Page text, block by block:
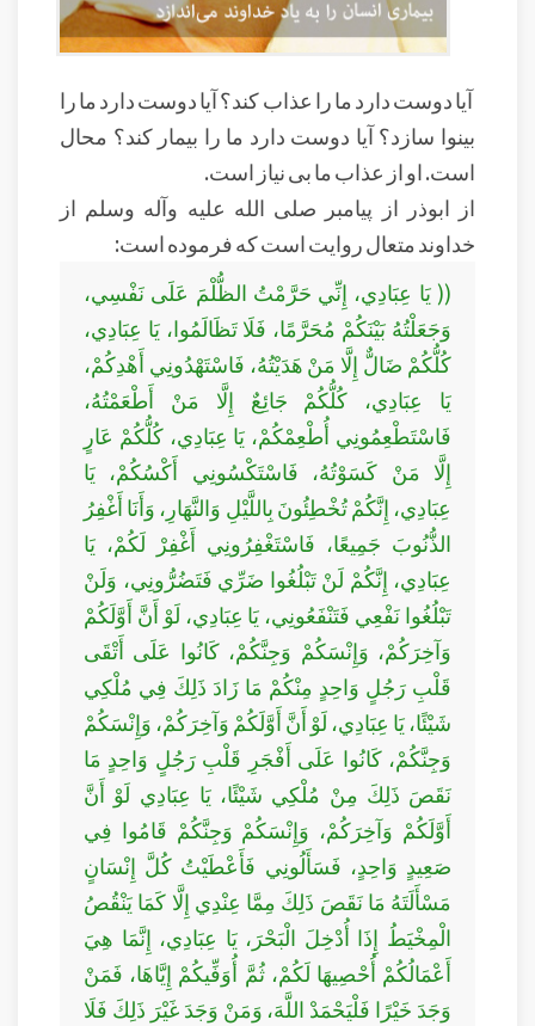
آیا دوست دارد ما را عذاب کند؟ آیا دوست دارد ما را
بینوا سازد؟ آیا دوست دارد ما را بیمار کند؟ محال
است. او از عذاب ما بی نیاز است.
از ابوذر از پیامبر صلی الله علیه وآله وسلم از
خداوند متعال روایت است که فرموده است:
(( يَا عِبَادِي، إِنِّي حَرَّمْتُ الظُّلْمَ عَلَى نَفْسِي،
وَجَعَلْتُهُ بَيْنَكُمْ مُحَرَّمًا، فَلَا تَظَالَمُوا، يَا عِبَادِي،
كُلُّكُمْ ضَالٌّ إِلَّا مَنْ هَدَيْتُهُ، فَاسْتَهْدُونِي أَهْدِكُمْ،
يَا عِبَادِي، كُلُّكُمْ جَائِعٌ إِلَّا مَنْ أَطْعَمْتُهُ،
فَاسْتَطْعِمُونِي أُطْعِمْكُمْ، يَا عِبَادِي، كُلُّكُمْ عَارٍ
إِلَّا مَنْ كَسَوْتُهُ، فَاسْتَكْسُونِي أَكْسُكُمْ، يَا
عِبَادِي، إِنَّكُمْ تُخْطِئُونَ بِاللَّيْلِ وَالنَّهَارِ، وَأَنَا أَغْفِرُ
الذُّنُوبَ جَمِيعًا، فَاسْتَغْفِرُونِي أَغْفِرْ لَكُمْ، يَا
عِبَادِي، إِنَّكُمْ لَنْ تَبْلُغُوا ضَرِّي فَتَضُرُّونِي، وَلَنْ
تَبْلُغُوا نَفْعِي فَتَنْفَعُونِي، يَا عِبَادِي، لَوْ أَنَّ أَوَّلَكُمْ
وَآخِرَكُمْ، وَإِنْسَكُمْ وَجِنَّكُمْ، كَانُوا عَلَى أَتْقَى
قَلْبِ رَجُلٍ وَاحِدٍ مِنْكُمْ مَا زَادَ ذَلِكَ فِي مُلْكِي
شَيْئًا، يَا عِبَادِي، لَوْ أَنَّ أَوَّلَكُمْ وَآخِرَكُمْ، وَإِنْسَكُمْ
وَجِنَّكُمْ، كَانُوا عَلَى أَفْجَرِ قَلْبِ رَجُلٍ وَاحِدٍ مَا
نَقَصَ ذَلِكَ مِنْ مُلْكِي شَيْئًا، يَا عِبَادِي لَوْ أَنَّ
أَوَّلَكُمْ وَآخِرَكُمْ، وَإِنْسَكُمْ وَجِنَّكُمْ قَامُوا فِي
صَعِيدٍ وَاحِدٍ، فَسَأَلُونِي فَأَعْطَيْتُ كُلَّ إِنْسَانٍ
مَسْأَلَتَهُ مَا نَقَصَ ذَلِكَ مِمَّا عِنْدِي إِلَّا كَمَا يَنْقُصُ
الْمِخْيَطُ إِذَا أُدْخِلَ الْبَحْرَ، يَا عِبَادِي، إِنَّمَا هِيَ
أَعْمَالُكُمْ أُحْصِيهَا لَكُمْ، ثُمَّ أُوَفِّيكُمْ إِيَّاهَا، فَمَنْ
وَجَدَ خَيْرًا فَلْيَحْمَدْ اللَّهَ، وَمَنْ وَجَدَ غَيْرَ ذَلِكَ فَلَا